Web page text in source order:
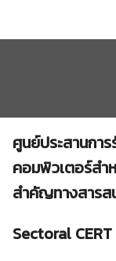
ศูนย์ประสานกา
คอมพิวเตอร์สำ
สำคัญทางสารส
Sectoral CERT